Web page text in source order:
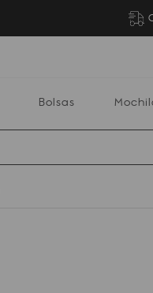
Bolsas